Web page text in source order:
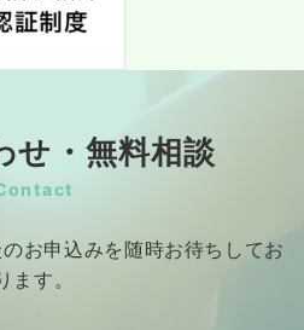
せ・無料相談
お申込みを随時お待ちしてお
ます。